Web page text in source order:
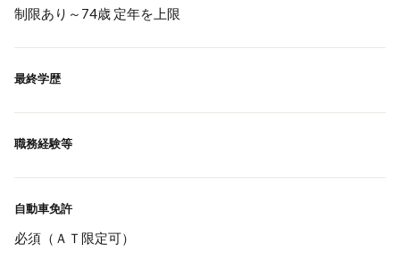
制限あり～74歳 定年を上限
最終学歴
職務経験等
自動車免許
必須（ＡＴ限定可）